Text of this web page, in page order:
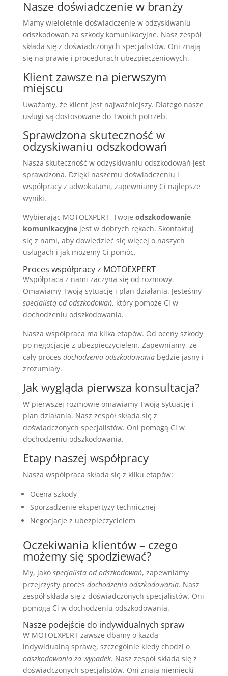
Nasze doświadczenie w branży
Mamy wieloletnie doświadczenie w odzyskiwaniu
odszkodowań za szkody komunikacyjne. Nasz zespół
składa się z doświadczonych specjalistów. Oni znają
się na prawie i procedurach ubezpieczeniowych.
Klient zawsze na pierwszym
miejscu
Uważamy, że klient jest najważniejszy. Dlatego nasze
usługi są dostosowane do Twoich potrzeb.
Sprawdzona skuteczność w
odzyskiwaniu odszkodowań
Nasza skuteczność w odzyskiwaniu odszkodowań jest
sprawdzona. Dzięki naszemu doświadczeniu i
współpracy z adwokatami, zapewniamy Ci najlepsze
wyniki.
Wybierając MOTOEXPERT, Twoje odszkodowanie
komunikacyjnejest w dobrych rękach. Skontaktuj
się z nami, aby dowiedzieć się więcej o naszych
usługach i jak możemy Ci pomóc.
Proces współpracy z MOTOEXPERT
Współpraca z nami zaczyna się od rozmowy.
Omawiamy Twoją sytuację i plan działania. Jesteśmy
specjalistą od odszkodowań, który pomoże Ci w
dochodzeniu odszkodowania.
Nasza współpraca ma kilka etapów. Od oceny szkody
po negocjacje z ubezpieczycielem. Zapewniamy, że
cały proces dochodzenia odszkodowaniabędzie jasny i
zrozumiały.
Jak wygląda pierwsza konsultacja?
W pierwszej rozmowie omawiamy Twoją sytuację i
plan działania. Nasz zespół składa się z
doświadczonych specjalistów. Oni pomogą Ci w
dochodzeniu odszkodowania.
Etapy naszej współpracy
Nasza współpraca składa się z kilku etapów:
Ocena szkody
Sporządzenie ekspertyzy technicznej
Negocjacje z ubezpieczycielem
Oczekiwania klientów – czego
możemy się spodziewać?
My, jako specjalista od odszkodowań, zapewniamy
przejrzysty proces dochodzenia odszkodowania. Nasz
zespół składa się z doświadczonych specjalistów. Oni
pomogą Ci w dochodzeniu odszkodowania.
Nasze podejście do indywidualnych spraw
W MOTOEXPERT zawsze dbamy o każdą
indywidualną sprawę, szczególnie kiedy chodzi o
odszkodowania za wypadek. Nasz zespół składa się z
doświadczonych specjalistów. Oni znają niemiecki